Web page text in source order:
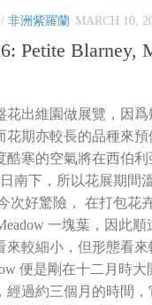
/ 非洲紫羅蘭 MARCH 10,
Petite Blarney,
花出維園做展覽，因
花期亦較長的品種來
酷寒的空氣將在西伯
南下，所以花展期間
次好驚險， 在打包花
一塊葉，因此
來較細小，但形態看
便是剛在十二月時
經過約三個月的時間